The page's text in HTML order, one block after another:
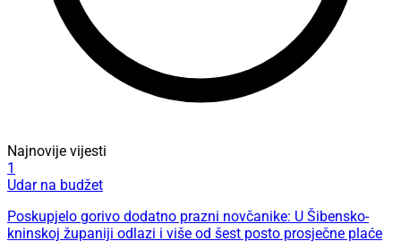
Najnovije vijesti
1
Udar na budžet
Poskupjelo gorivo dodatno prazni novčanike: U Šibensko-
kninskoj županiji odlazi i više od šest posto prosječne plaće